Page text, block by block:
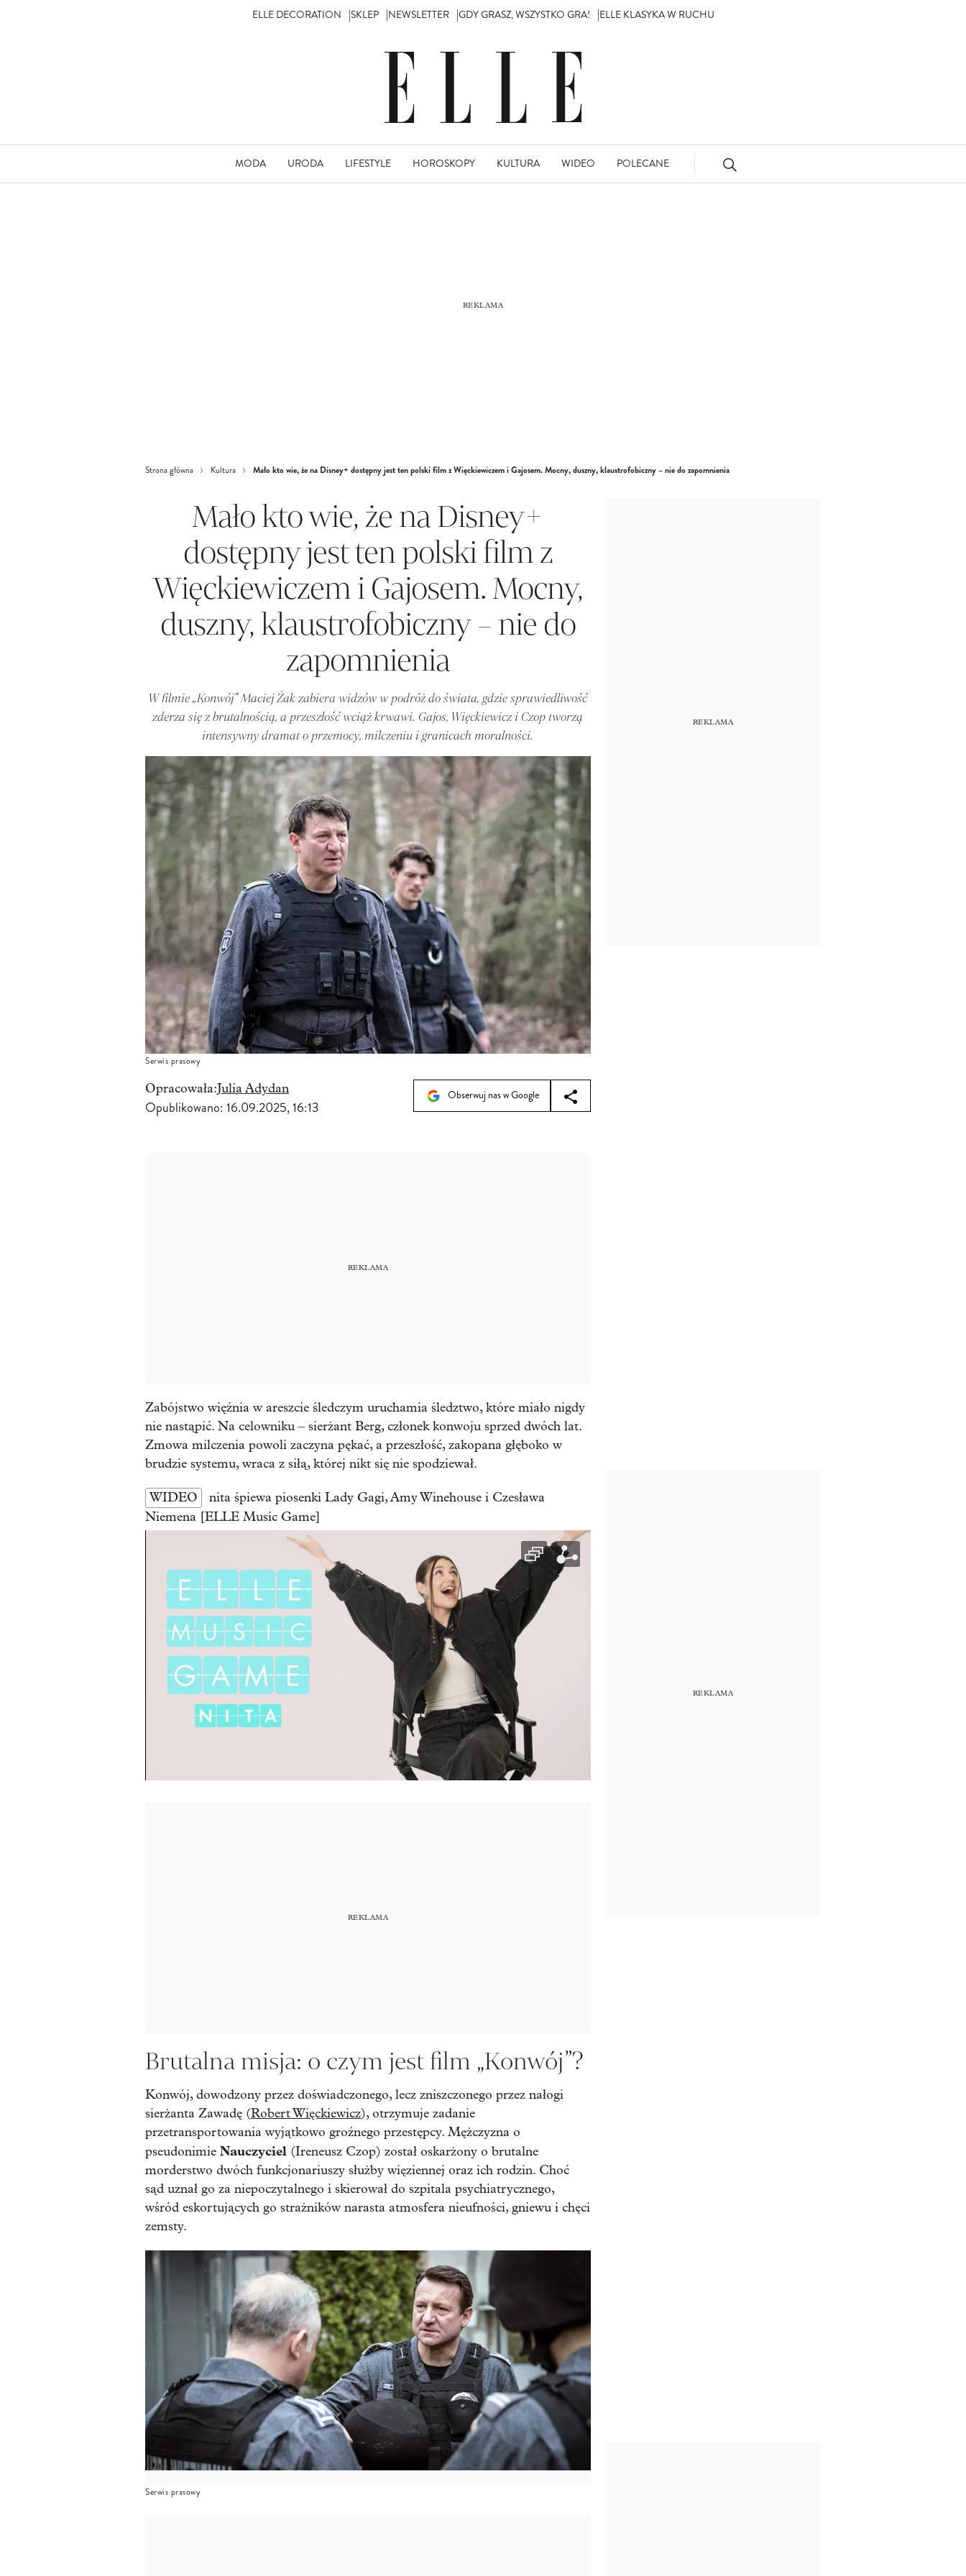
ELLE DECORATION SKLEP NEWSLETTER GDY GRASZ, WSZYSTKO GRA! ELLE KLASYKA W RUCHU
MODA URODA LIFESTYLE HOROSKOPY KULTURA WIDEO POLECANE
Strona główna Kultura Mało kto wie, że na Disney+ dostępny jest ten polski film z Więckiewiczem i Gajosem. Mocny, duszny, klaustrofobiczny – nie do zapomnienia
Mało kto wie, że na Disney+
dostępny jest ten polski film z
Więckiewiczem i Gajosem. Mocny,
duszny, klaustrofobiczny – nie do
zapomnienia
W filmie „Konwój” Maciej Żak zabiera widzów w podróż do świata, gdzie sprawiedliwość
zderza się z brutalnością, a przeszłość wciąż krwawi. Gajos, Więckiewicz i Czop tworzą
intensywny dramat o przemocy, milczeniu i granicach moralności.
Serwis prasowy
Opracowała:Julia Adydan
Opublikowano:16.09.2025, 16:13
Obserwuj nas w Google
Zabójstwo więźnia w areszcie śledczym uruchamia śledztwo, które miało nigdy
nie nastąpić. Na celowniku – sierżant Berg, członek konwoju sprzed dwóch lat.
Zmowa milczenia powoli zaczyna pękać, a przeszłość, zakopana głęboko w
brudzie systemu, wraca z siłą, której nikt się nie spodziewał.
WIDEO
nita śpiewa piosenki Lady Gagi, Amy Winehouse i Czesława
Niemena [ELLE Music Game]
Brutalna misja: o czym jest film „Konwój”?
Konwój, dowodzony przez doświadczonego, lecz zniszczonego przez nałogi
sierżanta Zawadę (Robert Więckiewicz), otrzymuje zadanie
przetransportowania wyjątkowo groźnego przestępcy. Mężczyzna o
pseudonimie Nauczyciel (Ireneusz Czop) został oskarżony o brutalne
morderstwo dwóch funkcjonariuszy służby więziennej oraz ich rodzin. Choć
sąd uznał go za niepoczytalnego i skierował do szpitala psychiatrycznego,
wśród eskortujących go strażników narasta atmosfera nieufności, gniewu i chęci
zemsty.
Serwis prasowy